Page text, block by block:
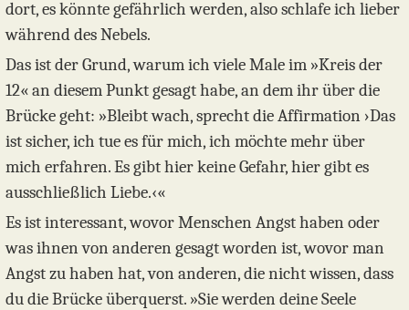
dort, es könnte gefährlich werden, also schlafe ich lieber
während des Nebels.
Das ist der Grund, warum ich viele Male im »Kreis der
12« an diesem Punkt gesagt habe, an dem ihr über die
Brücke geht: »Bleibt wach, sprecht die Affirmation ›Das
ist sicher, ich tue es für mich, ich möchte mehr über
mich erfahren. Es gibt hier keine Gefahr, hier gibt es
ausschließlich Liebe.‹«
Es ist interessant, wovor Menschen Angst haben oder
was ihnen von anderen gesagt worden ist, wovor man
Angst zu haben hat, von anderen, die nicht wissen, dass
du die Brücke überquerst. »Sie werden deine Seele